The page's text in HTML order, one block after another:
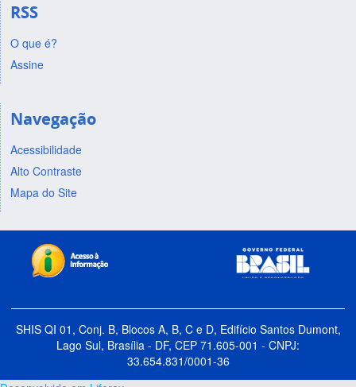
RSS
O que é?
Assine
Navegação
Acessibilidade
Alto Contraste
Mapa do Site
SHIS QI 01, Conj. B, Blocos A, B, C e D, Edifício Santos Dumont,
Lago Sul, Brasília - DF, CEP 71.605-001 - CNPJ:
33.654.831/0001-36